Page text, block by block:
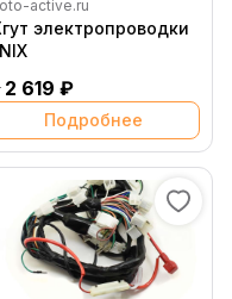
active.ru
электропроводки
2 619 ₽
Подробнее